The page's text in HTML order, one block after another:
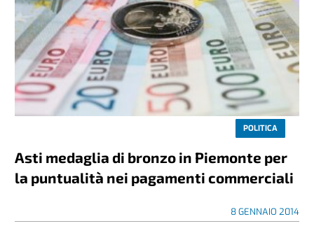
POLITICA
Asti medaglia di bronzo in Piemonte per
la puntualità nei pagamenti commerciali
8 GENNAIO 2014